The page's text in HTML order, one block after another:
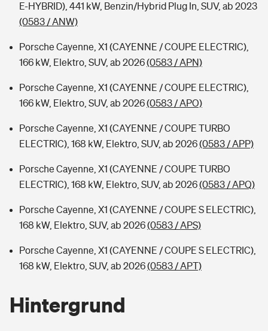
E-HYBRID), 441 kW, Benzin/Hybrid Plug In, SUV, ab 2023
(0583 / ANW)
Porsche Cayenne, X1 (CAYENNE / COUPE ELECTRIC),
166 kW, Elektro, SUV, ab 2026(0583 / APN)
Porsche Cayenne, X1 (CAYENNE / COUPE ELECTRIC),
166 kW, Elektro, SUV, ab 2026(0583 / APO)
Porsche Cayenne, X1 (CAYENNE / COUPE TURBO
ELECTRIC), 168 kW, Elektro, SUV, ab 2026(0583 / APP)
Porsche Cayenne, X1 (CAYENNE / COUPE TURBO
ELECTRIC), 168 kW, Elektro, SUV, ab 2026(0583 / APQ)
Porsche Cayenne, X1 (CAYENNE / COUPE S ELECTRIC),
168 kW, Elektro, SUV, ab 2026(0583 / APS)
Porsche Cayenne, X1 (CAYENNE / COUPE S ELECTRIC),
168 kW, Elektro, SUV, ab 2026(0583 / APT)
Hintergrund